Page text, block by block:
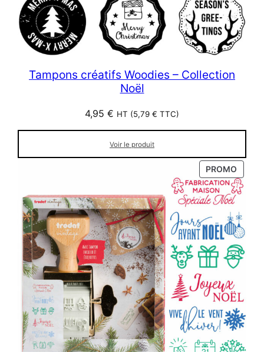
Tampons créatifs Woodies – Collection
Noël
4,95 € HT (5,79 € TTC)
Voir le produit
PROMO
EN